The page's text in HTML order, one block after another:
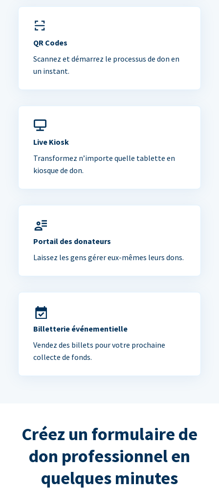
QR Codes
Scannez et démarrez le processus de don en
un instant.
Live Kiosk
Transformez n’importe quelle tablette en
kiosque de don.
Portail des donateurs
Laissez les gens gérer eux-mêmes leurs dons.
Billetterie événementielle
Vendez des billets pour votre prochaine
collecte de fonds.
Créez un formulaire de
don professionnel en
quelques minutes